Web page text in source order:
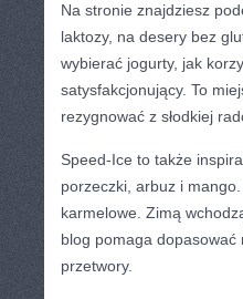
Na stronie znajdziesz
laktozy, na desery bez
wybierać jogurty, jak
satysfakcjonujący. To
rezygnować z słodkiej
Speed-Ice to także
porzeczki, arbuz i
karmelowe. Zimą
blog pomaga
przetwory.